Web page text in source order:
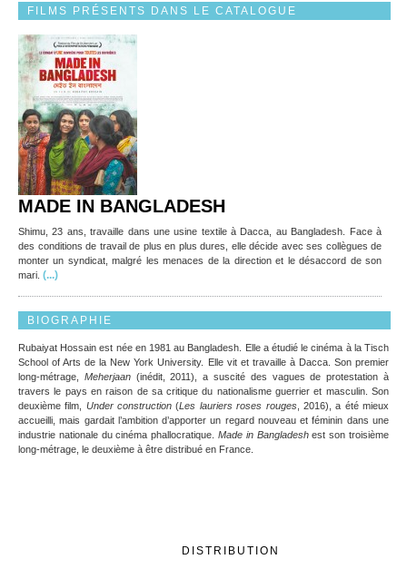
FILMS PRÉSENTS DANS LE CATALOGUE
MADE IN BANGLADESH
Shimu, 23 ans, travaille dans une usine textile à Dacca, au Bangladesh. Face à
des conditions de travail de plus en plus dures, elle décide avec ses collègues de
monter un syndicat, malgré les menaces de la direction et le désaccord de son
mari. (...)
BIOGRAPHIE
Rubaiyat Hossain est née en 1981 au Bangladesh. Elle a étudié le cinéma à la Tisch
School of Arts de la New York University. Elle vit et travaille à Dacca. Son premier
long-métrage, Meherjaan(inédit, 2011), a suscité des vagues de protestation à
travers le pays en raison de sa critique du nationalisme guerrier et masculin. Son
deuxième film, Under construction (Les lauriers roses rouges, 2016), a été mieux
accueilli, mais gardait l’ambition d’apporter un regard nouveau et féminin dans une
industrie nationale du cinéma phallocratique. Made in Bangladeshest son troisième
long-métrage, le deuxième à être distribué en France.
DISTRIBUTION